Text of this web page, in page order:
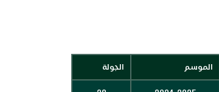
الموسم الجولة